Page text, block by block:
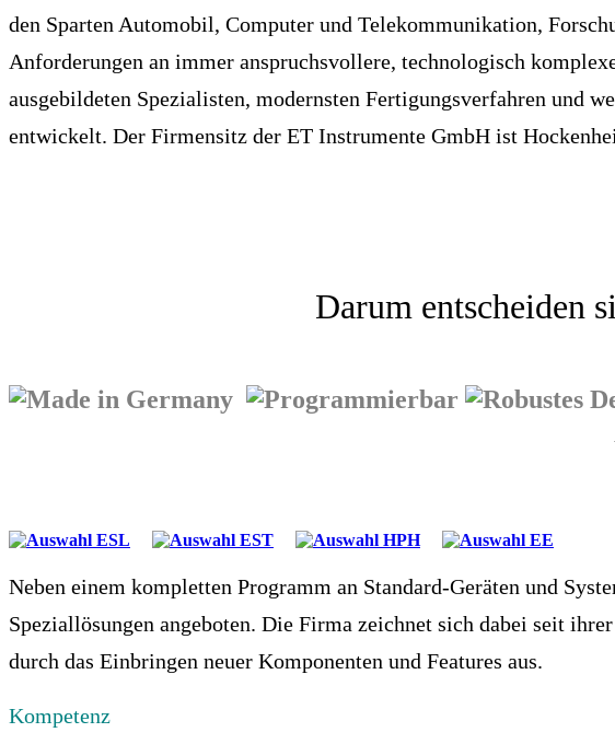
den Sparten Automobil, Computer und Telekommunikation,
Anforderungen an immer anspruchsvollere, technologisch
ausgebildeten Spezialisten, modernsten Fertigungsverfahren und
entwickelt. Der Firmensitz der ET Instrumente GmbH ist
Darum entscheiden
Neben einem kompletten Programm an Standard-Geräten und
Speziallösungen angeboten. Die Firma zeichnet sich dabei seit
durch das Einbringen neuer Komponenten und Features aus.
Kompetenz